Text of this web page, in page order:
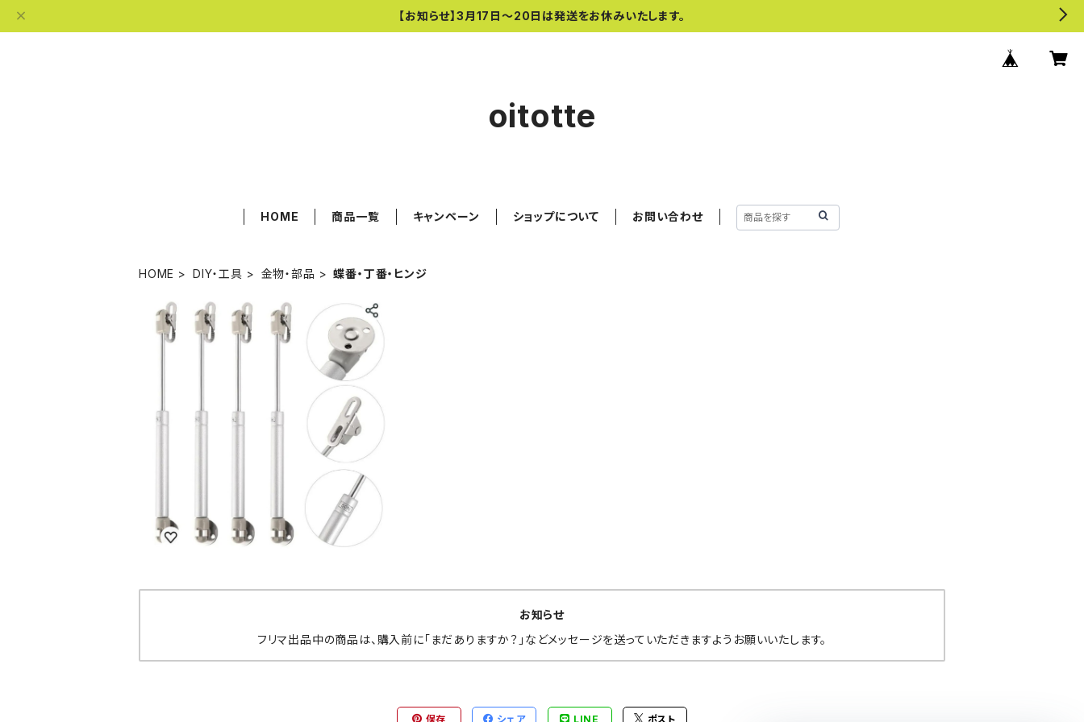
【お知らせ】3月17日〜20日は発送をお休みいたします。
oitotte
HOME 商品一覧 キャンペーン ショップについて お問い合わせ
HOME DIY・工具 金物・部品 蝶番・丁番・ヒンジ
《フリマ品》新品未使用！ガススプリング ガス
ダンパー 4本セット 50N
お知らせ
フリマ出品中の商品は、購入前に「まだありますか？」などメッセージを送っていただきますようお願いいたします。
保存 シェア LINE ポスト